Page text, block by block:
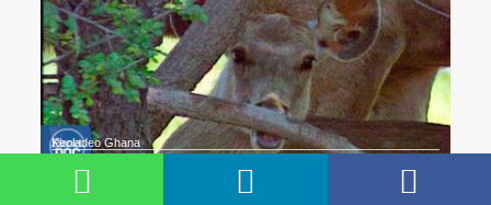
Keoladeo Ghana